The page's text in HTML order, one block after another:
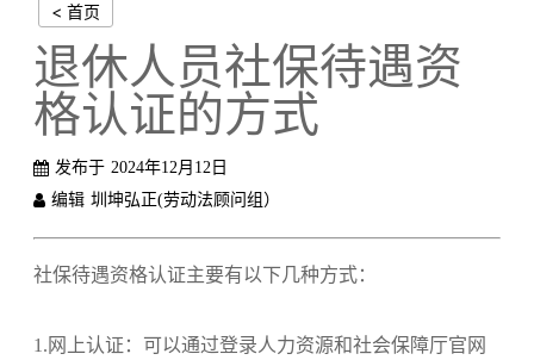
< 首页
退休人员社保待遇资
格认证的方式
发布于 2024年12月12日
编辑 圳坤弘正(劳动法顾问组）
社保待遇资格认证主要有以下几种方式‌：
1‌.网上认证‌：可以通过登录人力资源和社会保障厅官网